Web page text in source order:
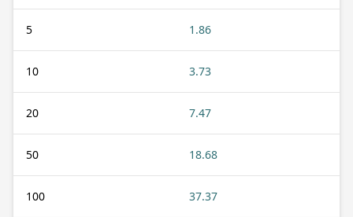
5 1.86
10 3.73
20 7.47
50 18.68
100 37.37